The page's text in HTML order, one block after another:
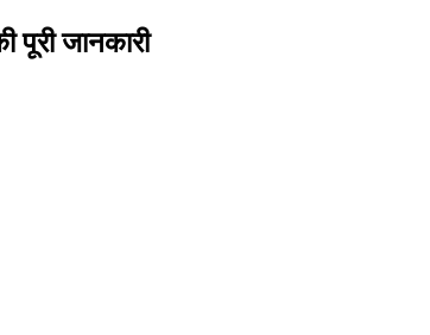
पूरी जानकारी